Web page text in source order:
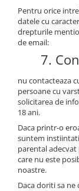
Pentru orice
datele cu
drepturile
de email:
7.
nu contacteaza
persoane cu
solicitarea de
18 ani.
Daca printr-o
suntem
parental
care nu este
noastre.
Daca doriti sa